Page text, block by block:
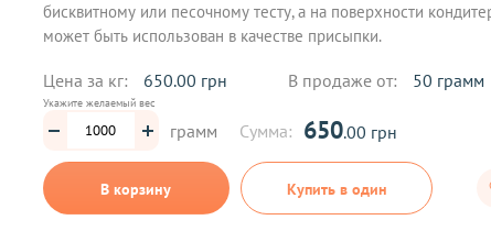
бисквитному или песочному тесту, а на поверхности
может быть использован в качестве присыпки.
Цена за кг: 650.00 грн В продаже от: 50 грамм
Укажите желаемый вес
грамм Сумма: 650.00 грн
В корзину Купить в один